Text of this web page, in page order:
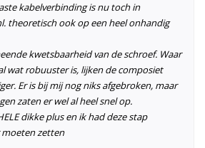
kabelverbinding is nu toch in
theoretisch ook op een heel onhandig
kwetsbaarheid van de schroef. Waar
wat robuuster is, lijken de composiet
Er is bij mij nog niks afgebroken, maar
zaten er wel al heel snel op.
dikke plus en ik had deze stap
moeten zetten